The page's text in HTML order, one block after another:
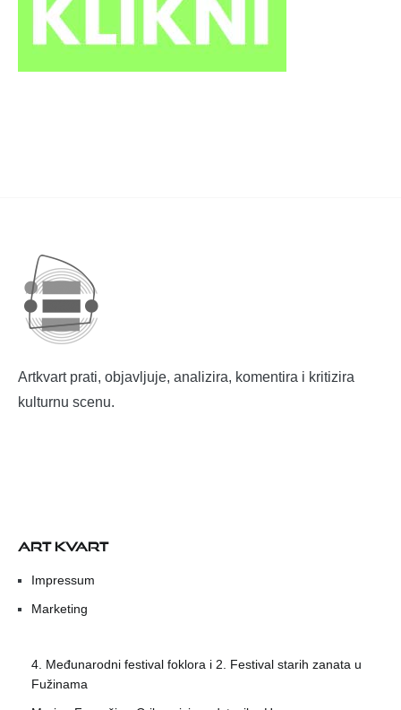
Artkvart prati, objavljuje, analizira, komentira i kritizira
kulturnu scenu.
ART KVART
Impressum
Marketing
4. Međunarodni festival foklora i 2. Festival starih zanata u
Fužinama